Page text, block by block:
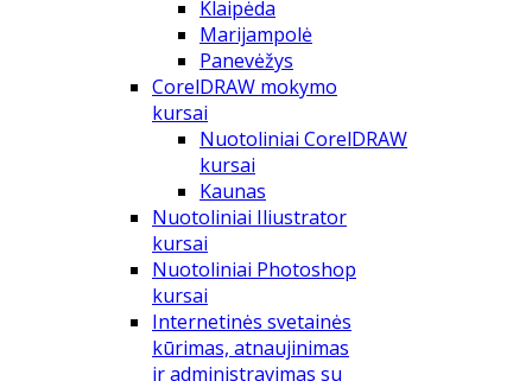
Klaipėda
Marijampolė
Panevėžys
CorelDRAW mokymo
kursai
Nuotoliniai CorelDRAW
kursai
Kaunas
Nuotoliniai Iliustrator
kursai
Nuotoliniai Photoshop
kursai
Internetinės svetainės
kūrimas, atnaujinimas
ir administravimas su